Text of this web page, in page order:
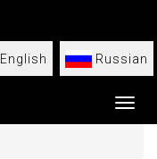
Russian
English